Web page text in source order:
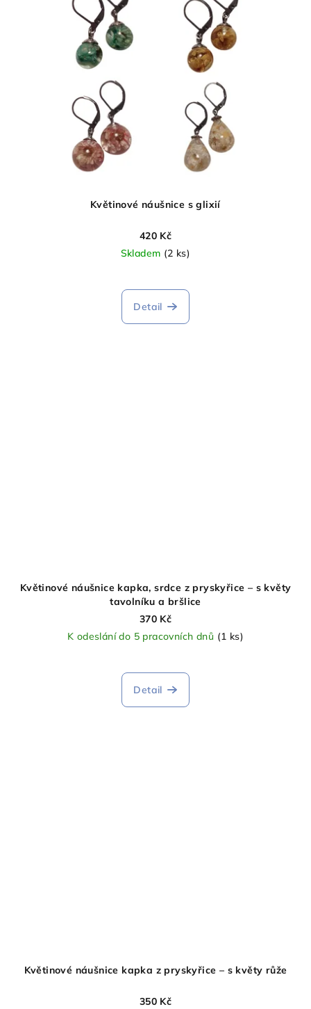
Květinové náušnice s glixií
420 Kč
Skladem (2 ks)
Detail
Květinové náušnice kapka, srdce z pryskyřice – s květy
tavolníku a bršlice
370 Kč
K odeslání do 5 pracovních dnů (1 ks)
Detail
Květinové náušnice kapka z pryskyřice – s květy růže
350 Kč